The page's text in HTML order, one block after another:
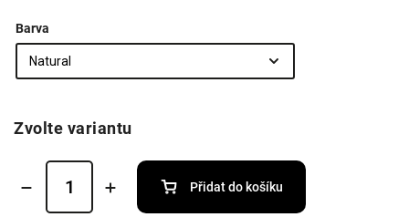
Barva
Zvolte variantu
Přidat do košíku